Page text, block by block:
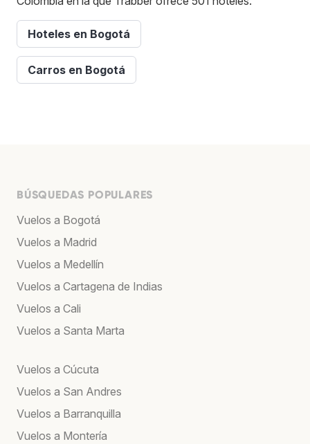
Hoteles en Bogotá
Carros en Bogotá
BÚSQUEDAS POPULARES
Vuelos a Bogotá
Vuelos a Madrid
Vuelos a Medellín
Vuelos a Cartagena de Indias
Vuelos a Cali
Vuelos a Santa Marta
Vuelos a Cúcuta
Vuelos a San Andres
Vuelos a Barranquilla
Vuelos a Montería